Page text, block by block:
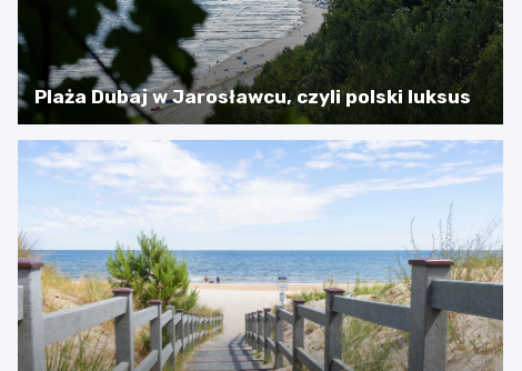
Plaża Dubaj w Jarosławcu, czyli polski luksus